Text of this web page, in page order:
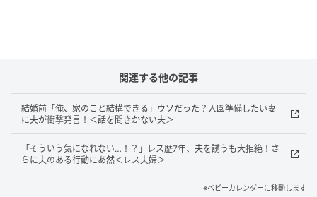
です。私の服装は、露出が多かったり派手すぎたりす
るものではなく、少し個性的なデザインの洋服です。
この一件以来、そのママたちから嫌味を言われること
はなくなり、むしろ子どもたちの素直な言葉のおかげ
で気まずさも解消されました。嫌味は意外なところで
空回りするものだと学び、心の中でスカッとした瞬間
関連する他の記事
結婚前「俺、家のこと結構できる」ウソだった？入園準備したい妻
に夫が衝撃発言！＜話を聞きかない夫＞
「そういう気になれない…！？」レス歴7年、夫を誘うも大拒絶！さ
らに夫のある行動にあ然＜レス夫婦＞
※ベビーカレンダーに移動します